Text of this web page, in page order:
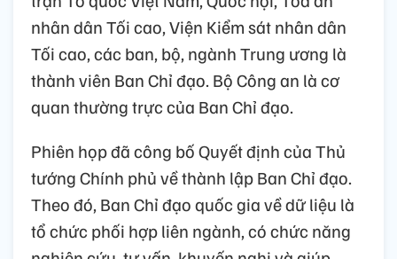
nhân dân Tối cao, Viện Kiểm sát nhân dân
Tối cao, các ban, bộ, ngành Trung ương là
thành viên Ban Chỉ đạo. Bộ Công an là cơ
quan thường trực của Ban Chỉ đạo.
Phiên họp đã công bố Quyết định của Thủ
tướng Chính phủ về thành lập Ban Chỉ đạo.
Theo đó, Ban Chỉ đạo quốc gia về dữ liệu là
tổ chức phối hợp liên ngành, có chức năng